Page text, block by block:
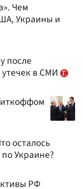
Чем
Украины и
после
в СМИ
осталось
Украине?
РФ